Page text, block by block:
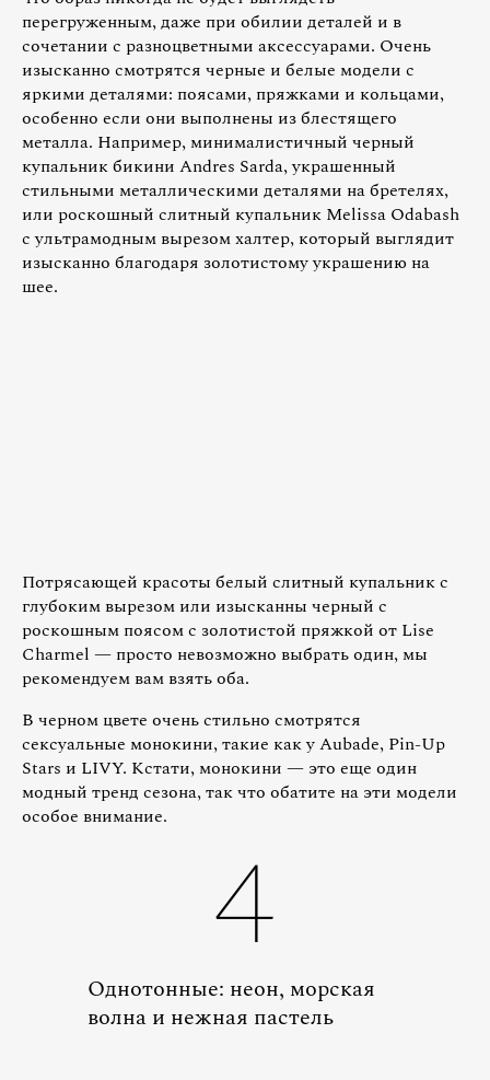
перегруженным, даже при обилии деталей и в
сочетании с разноцветными аксессуарами. Очень
изысканно смотрятся черные и белые модели с
яркими деталями: поясами, пряжками и кольцами,
особенно если они выполнены из блестящего
металла. Например, минималистичный черный
купальник бикини Andres Sarda, украшенный
стильными металлическими деталями на бретелях,
или роскошный слитный купальник Melissa Odabash
с ультрамодным вырезом халтер, который выглядит
изысканно благодаря золотистому украшению на
шее.
Потрясающей красоты белый слитный купальник с
глубоким вырезом или изысканны черный с
роскошным поясом с золотистой пряжкой от Lise
Charmel — просто невозможно выбрать один, мы
рекомендуем вам взять оба.
В черном цвете очень стильно смотрятся
сексуальные монокини, такие как у Aubade, Pin-Up
Stars и LIVY. Кстати, монокини — это еще один
модный тренд сезона, так что обатите на эти модели
особое внимание.
4
Однотонные: неон, морская
волна и нежная пастель